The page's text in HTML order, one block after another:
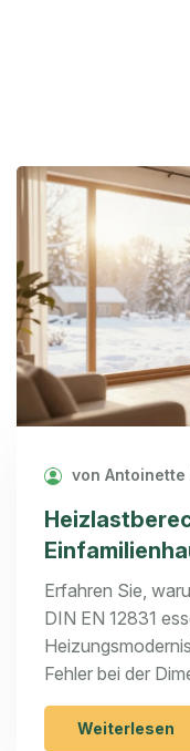
von Antoinette
der
Erfahren Sie,
DIN EN 12831
Fehler bei der
und sparen Sie
Weiterlesen